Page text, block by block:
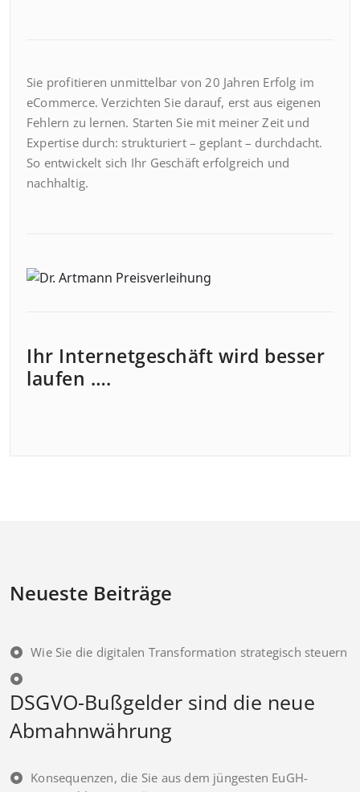
Sie profitieren unmittelbar von 20 Jahren Erfolg im
eCommerce. Verzichten Sie darauf, erst aus eigenen
Fehlern zu lernen. Starten Sie mit meiner Zeit und
Expertise durch: strukturiert – geplant – durchdacht.
So entwickelt sich Ihr Geschäft erfolgreich und
nachhaltig.
Ihr Internetgeschäft wird besser
laufen ….
Neueste Beiträge
Wie Sie die digitalen Transformation strategisch steuern
DSGVO-Bußgelder sind die neue
Abmahnwährung
Konsequenzen, die Sie aus dem jüngesten EuGH-